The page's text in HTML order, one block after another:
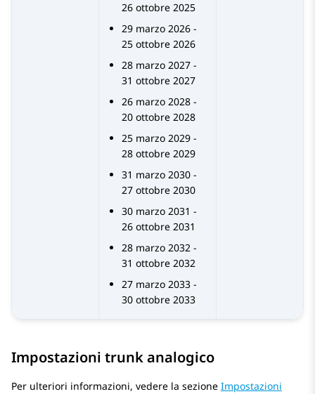
26 ottobre 2025
29 marzo 2026 -
25 ottobre 2026
28 marzo 2027 -
31 ottobre 2027
26 marzo 2028 -
20 ottobre 2028
25 marzo 2029 -
28 ottobre 2029
31 marzo 2030 -
27 ottobre 2030
30 marzo 2031 -
26 ottobre 2031
28 marzo 2032 -
31 ottobre 2032
27 marzo 2033 -
30 ottobre 2033
Impostazioni trunk analogico
Per ulteriori informazioni, vedere la sezione Impostazioni